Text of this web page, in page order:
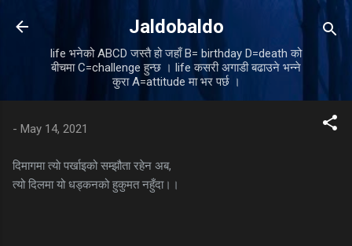
Skip to main content
Jaldobaldo
life भनेको ABCD जस्तै हो जहाँ B= birthday D=death को
बीचमा C=challenge हुन्छ । life कसरी अगाडी बढाउने भन्ने
कुरा A=attitude मा भर पर्छ ।
- May 14, 2021
दिमागमा त्याे पर्खाइको सम्झौता रहेन अब,
त्यो दिलमा यो धड्कनको हुकुमत नहुँदा।।